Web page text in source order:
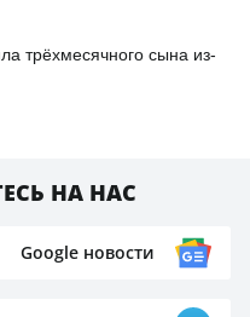
трёхмесячного сына из-
НА НАС
Google новости